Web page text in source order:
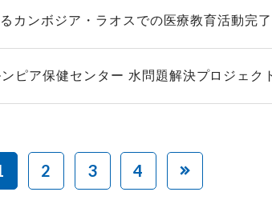
カンボジア・ラオスでの医療教育活動完
ピア保健センター 水問題解決プロジェク
2 3 4